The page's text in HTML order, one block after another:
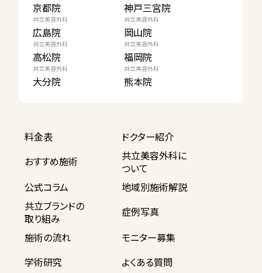
京都院 神戸三宮院
共立美容外科
広島院
共立美容外科
岡山院
共立美容外科
高松院
共立美容外科
福岡院
共立美容外科
大分院
共立美容外科
熊本院
料金表
ドクター紹介
おすすめ施術
共立美容外科に
ついて
公式コラム
地域別施術解説
共立ブランドの
取り組み
症例写真
施術の流れ
モニター募集
学術研究
よくある質問